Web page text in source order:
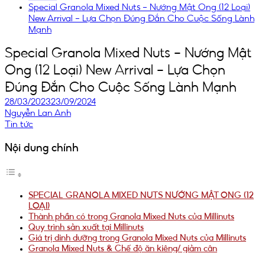
Special Granola Mixed Nuts – Nướng Mật Ong (12 Loại)
New Arrival – Lựa Chọn Đúng Đắn Cho Cuộc Sống Lành
Mạnh
Special Granola Mixed Nuts – Nướng Mật
Ong (12 Loại) New Arrival – Lựa Chọn
Đúng Đắn Cho Cuộc Sống Lành Mạnh
28/03/202323/09/2024
Nguyễn Lan Anh
Tin tức
Nội dung chính
SPECIAL GRANOLA MIXED NUTS NƯỚNG MẬT ONG (12
LOẠI)
Thành phần có trong Granola Mixed Nuts của Millinuts
Quy trình sản xuất tại Millinuts
Giá trị dinh dưỡng trong Granola Mixed Nuts của Millinuts
Granola Mixed Nuts & Chế độ ăn kiêng/ giảm cân